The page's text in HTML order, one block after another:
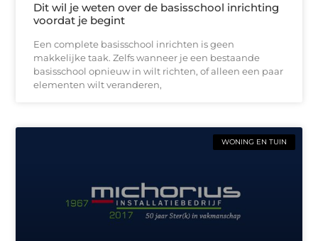
Dit wil je weten over de basisschool inrichting
voordat je begint
Een complete basisschool inrichten is geen
makkelijke taak. Zelfs wanneer je een bestaande
basisschool opnieuw in wilt richten, of alleen een paar
elementen wilt veranderen,
WONING EN TUIN